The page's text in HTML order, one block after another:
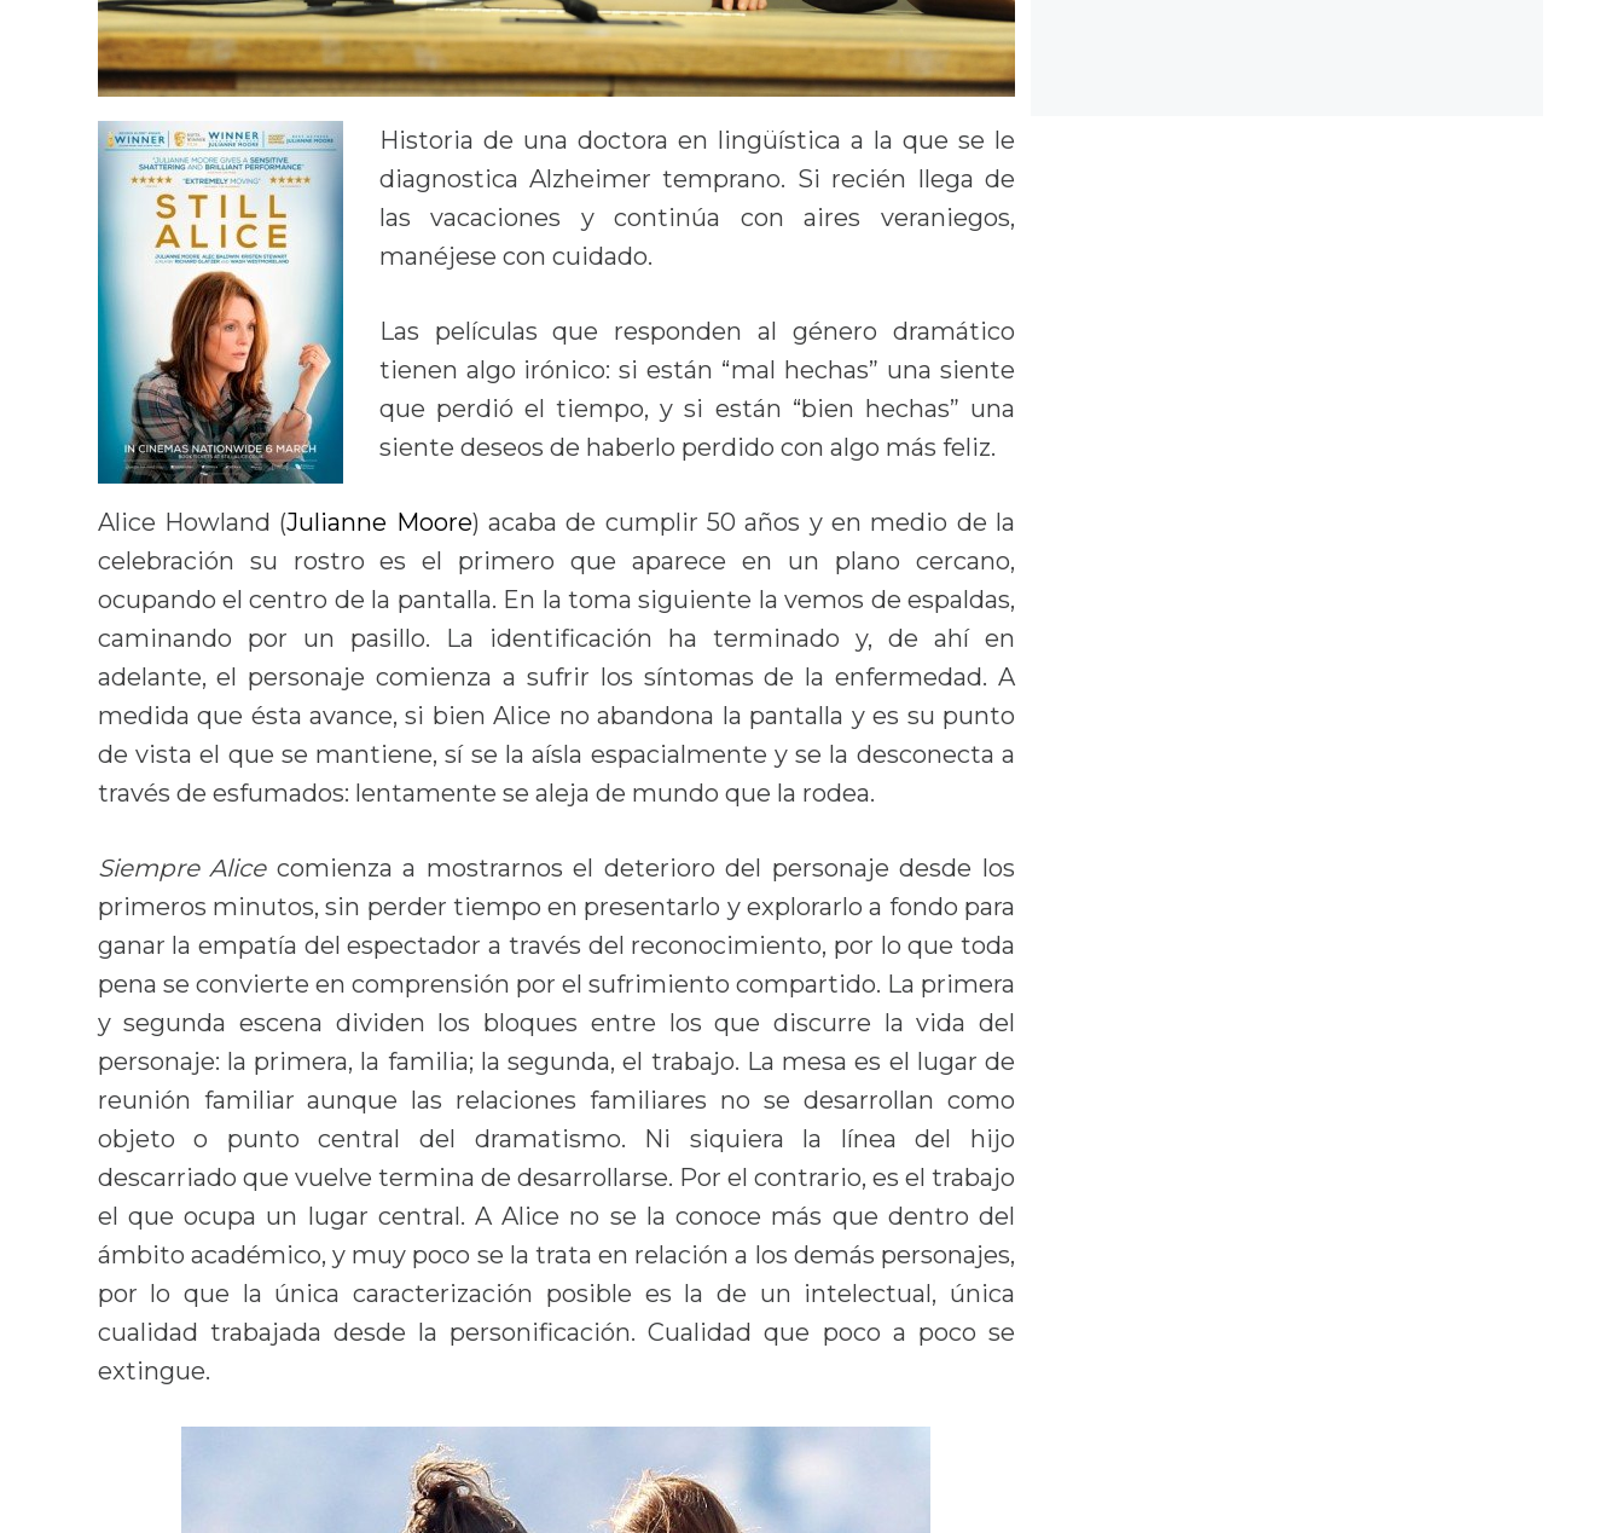
Historia de una doctora en lingüística a la que se le
diagnostica Alzheimer temprano. Si recién llega de
las vacaciones y continúa con aires veraniegos,
manéjese con cuidado.
Las películas que responden al género dramático
tienen algo irónico: si están “mal hechas” una siente
que perdió el tiempo, y si están “bien hechas” una
siente deseos de haberlo perdido con algo más feliz.
Alice Howland (Julianne Moore) acaba de cumplir 50 años y en medio de la
celebración su rostro es el primero que aparece en un plano cercano,
ocupando el centro de la pantalla. En la toma siguiente la vemos de espaldas,
caminando por un pasillo. La identificación ha terminado y, de ahí en
adelante, el personaje comienza a sufrir los síntomas de la enfermedad. A
medida que ésta avance, si bien Alice no abandona la pantalla y es su punto
de vista el que se mantiene, sí se la aísla espacialmente y se la desconecta a
través de esfumados: lentamente se aleja de mundo que la rodea.
Siempre Alicecomienza a mostrarnos el deterioro del personaje desde los
primeros minutos, sin perder tiempo en presentarlo y explorarlo a fondo para
ganar la empatía del espectador a través del reconocimiento, por lo que toda
pena se convierte en comprensión por el sufrimiento compartido. La primera
y segunda escena dividen los bloques entre los que discurre la vida del
personaje: la primera, la familia; la segunda, el trabajo. La mesa es el lugar de
reunión familiar aunque las relaciones familiares no se desarrollan como
objeto o punto central del dramatismo. Ni siquiera la línea del hijo
descarriado que vuelve termina de desarrollarse. Por el contrario, es el trabajo
el que ocupa un lugar central. A Alice no se la conoce más que dentro del
ámbito académico, y muy poco se la trata en relación a los demás personajes,
por lo que la única caracterización posible es la de un intelectual, única
cualidad trabajada desde la personificación. Cualidad que poco a poco se
extingue.